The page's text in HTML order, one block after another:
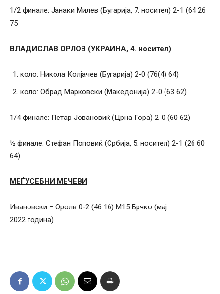
1/2 финале: Јанаки Милев (Бугарија, 7. носител) 2-1 (64 26
75
ВЛАДИСЛАВ ОРЛОВ (УКРАИНА, 4. носител)
коло: Никола Колјачев (Бугарија) 2-0 (76(4) 64)
коло: Обрад Марковски (Македонија) 2-0 (63 62)
1/4 финале: Петар Јовановиќ (Црна Гора) 2-0 (60 62)
½ финале: Стефан Поповиќ (Србија, 5. носител) 2-1 (26 60
64)
МЕЃУСЕБНИ МЕЧЕВИ
Ивановски – Оролв 0-2 (46 16) М15 Брчко (мај
2022 година)